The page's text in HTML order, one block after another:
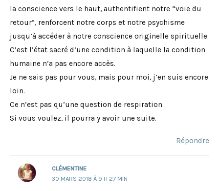
la conscience vers le haut, authentifient notre “voie du
retour”, renforcent notre corps et notre psychisme
jusqu’à accéder à notre conscience originelle spirituelle.
C’est l’état sacré d’une condition à laquelle la condition
humaine n’a pas encore accès.
Je ne sais pas pour vous, mais pour moi, j’en suis encore
loin.
Ce n’est pas qu’une question de respiration.
Si vous voulez, il pourra y avoir une suite.
Répondre
CLÉMENTINE
30 MARS 2018 À 9 H 27 MIN